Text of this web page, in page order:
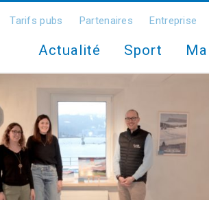
Tarifs pubs Partenaires Entreprise
Actualité Sport